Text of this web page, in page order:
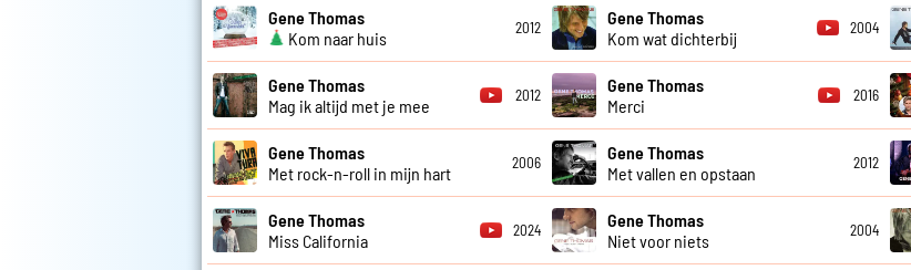
Gene Thomas
Kom naar huis
2012
Gene Thomas
Kom wat dichterbij
2004
Gene Thomas
Mag ik altijd met je mee
2012
Gene Thomas
Merci
2016
Gene Thomas
Met rock-n-roll in mijn hart
2006
Gene Thomas
Met vallen en opstaan
2012
Gene Thomas
Miss California
2024
Gene Thomas
Niet voor niets
2004